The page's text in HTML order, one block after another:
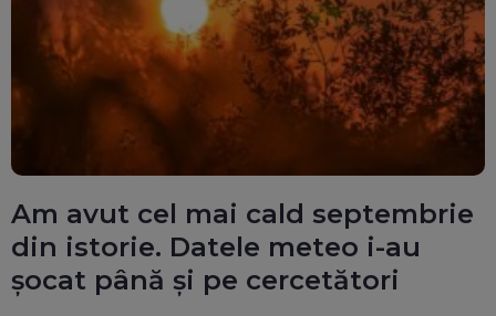
Am avut cel mai cald septembrie
din istorie. Datele meteo i-au
șocat până și pe cercetători